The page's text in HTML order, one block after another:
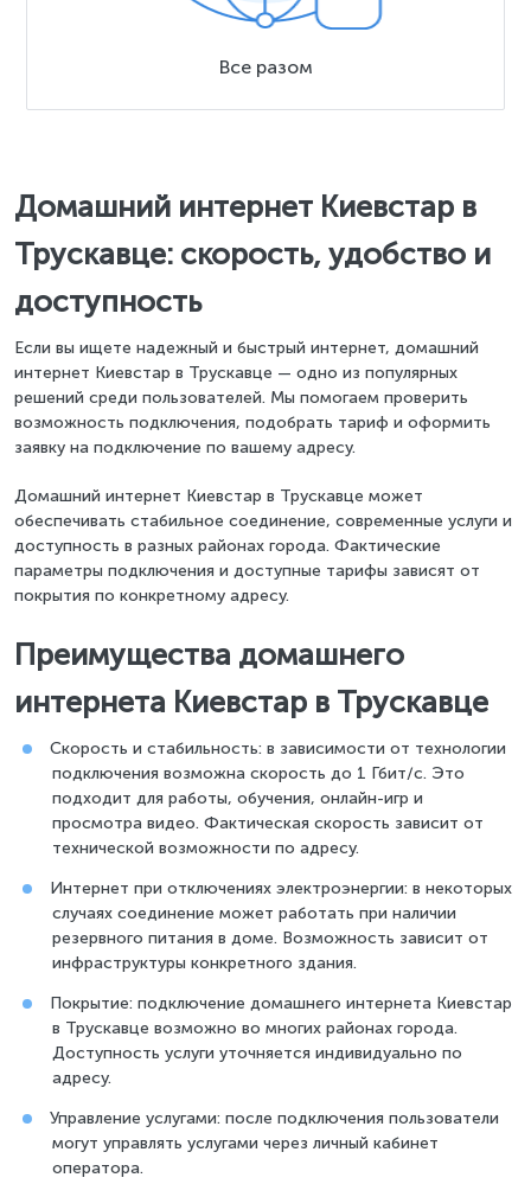
Все разом
Домашний интернет Киевстар в
Трускавце: скорость, удобство и
доступность
Если вы ищете надежный и быстрый интернет, домашний
интернет Киевстар в Трускавце — одно из популярных
решений среди пользователей. Мы помогаем проверить
возможность подключения, подобрать тариф и оформить
заявку на подключение по вашему адресу.
Домашний интернет Киевстар в Трускавце может
обеспечивать стабильное соединение, современные услуги и
доступность в разных районах города. Фактические
параметры подключения и доступные тарифы зависят от
покрытия по конкретному адресу.
Преимущества домашнего
интернета Киевстар в Трускавце
Скорость и стабильность: в зависимости от технологии
подключения возможна скорость до 1 Гбит/с. Это
подходит для работы, обучения, онлайн-игр и
просмотра видео. Фактическая скорость зависит от
технической возможности по адресу.
Интернет при отключениях электроэнергии: в некоторых
случаях соединение может работать при наличии
резервного питания в доме. Возможность зависит от
инфраструктуры конкретного здания.
Покрытие: подключение домашнего интернета Киевстар
в Трускавце возможно во многих районах города.
Доступность услуги уточняется индивидуально по
адресу.
Управление услугами: после подключения пользователи
могут управлять услугами через личный кабинет
оператора.